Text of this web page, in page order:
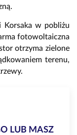
Korsaka w pobliżu
fotowoltaiczna
otrzyma zielone
terenu,
LUB MASZ